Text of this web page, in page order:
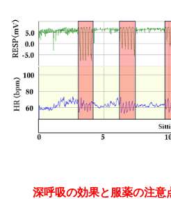
深呼吸の効果と服薬の注意